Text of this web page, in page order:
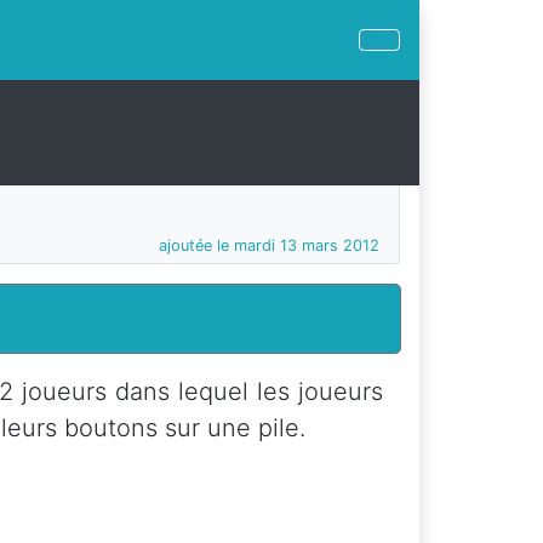
ajoutée le mardi 13 mars 2012
joueurs dans lequel les joueurs
boutons sur une pile.